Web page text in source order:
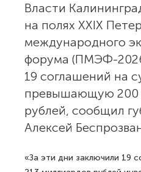
Власти
на полях XXIX
международного
форума (ПМЭФ-
19 соглашений на
превышающую 200
рублей, сообщил
Алексей
«За эти дни заключили 19